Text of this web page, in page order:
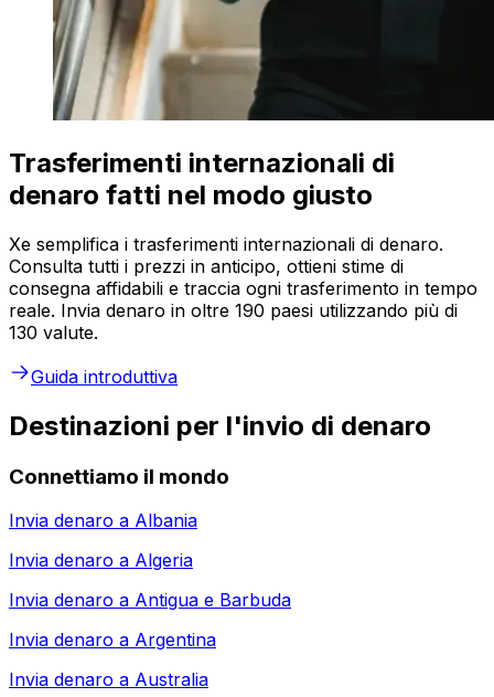
Trasferimenti internazionali di
denaro fatti nel modo giusto
Xe semplifica i trasferimenti internazionali di denaro.
Consulta tutti i prezzi in anticipo, ottieni stime di
consegna affidabili e traccia ogni trasferimento in tempo
reale. Invia denaro in oltre 190 paesi utilizzando più di
130 valute.
Guida introduttiva
Destinazioni per l'invio di denaro
Connettiamo il mondo
Invia denaro a Albania
Invia denaro a Algeria
Invia denaro a Antigua e Barbuda
Invia denaro a Argentina
Invia denaro a Australia